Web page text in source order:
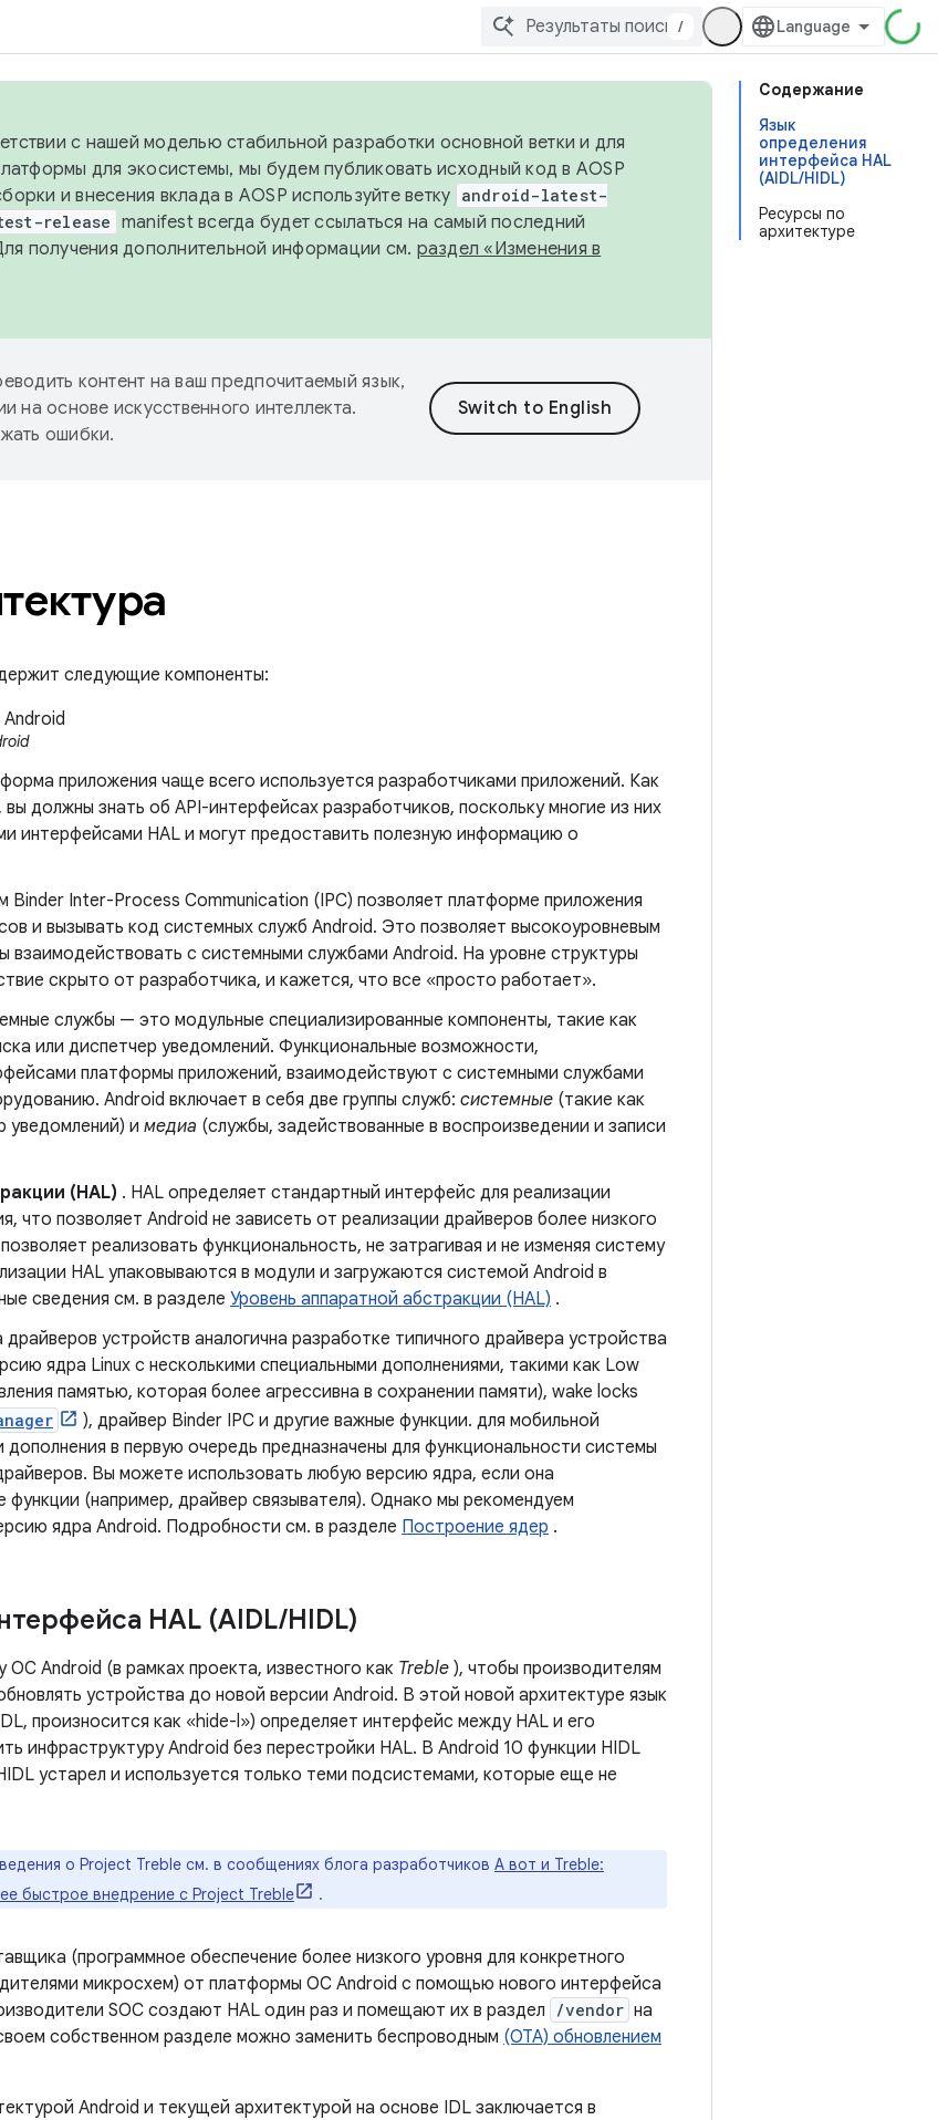
/
Содержание
Язык
определения
интерфейса HAL
(AIDL/HIDL)
Ресурсы по
архитектуре
с нашей моделью стабильной разработки основной ветки и для
для экосистемы, мы будем публиковать исходный код в AOSP
и внесения вклада в AOSP используйте ветку android-latest-
release manifest всегда будет ссылаться на самый последний
получения дополнительной информации см. раздел «Изменения в
контент на ваш предпочитаемый язык,
на основе искусственного интеллекта.
ошибки.
следующие компоненты:
приложения чаще всего используется разработчиками приложений. Как
должны знать об API-интерфейсах разработчиков, поскольку многие из них
интерфейсами HAL и могут предоставить полезную информацию о
Binder Inter-Process Communication (IPC) позволяет платформе приложения
и вызывать код системных служб Android. Это позволяет высокоуровневым
взаимодействовать с системными службами Android. На уровне структуры
скрыто от разработчика, и кажется, что все «просто работает».
службы — это модульные специализированные компоненты, такие как
или диспетчер уведомлений. Функциональные возможности,
платформы приложений, взаимодействуют с системными службами
Android включает в себя две группы служб: системные (такие как
уведомлений) и медиа (службы, задействованные в воспроизведении и записи
(HAL) . HAL определяет стандартный интерфейс для реализации
что позволяет Android не зависеть от реализации драйверов более низкого
реализовать функциональность, не затрагивая и не изменяя систему
HAL упаковываются в модули и загружаются системой Android в
сведения см. в разделе Уровень аппаратной абстракции (HAL) .
драйверов устройств аналогична разработке типичного драйвера устройства
ядра Linux с несколькими специальными дополнениями, такими как Low
памятью, которая более агрессивна в сохранении памяти), wake locks
), драйвер Binder IPC и другие важные функции. для мобильной
в первую очередь предназначены для функциональности системы
Вы можете использовать любую версию ядра, если она
(например, драйвер связывателя). Однако мы рекомендуем
ядра Android. Подробности см. в разделе Построение ядер .
HAL (AIDL/HIDL)
ОС Android (в рамках проекта, известного как Treble ), чтобы производителям
устройства до новой версии Android. В этой новой архитектуре язык
произносится как «hide-l») определяет интерфейс между HAL и его
инфраструктуру Android без перестройки HAL. В Android 10 функции HIDL
устарел и используется только теми подсистемами, которые еще не
о Project Treble см. в сообщениях блога разработчиков А вот и Treble:
быстрое внедрение с Project Treble .
(программное обеспечение более низкого уровня для конкретного
микросхем) от платформы ОС Android с помощью нового интерфейса
SOC создают HAL один раз и помещают их в раздел
/vendor на
собственном разделе можно заменить беспроводным (OTA) обновлением
Android и текущей архитектурой на основе IDL заключается в